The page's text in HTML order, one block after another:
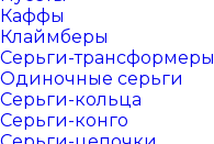
Каффы
Клаймберы
Серьги-трансформеры
Одиночные серьги
Серьги-кольца
Серьги-конго